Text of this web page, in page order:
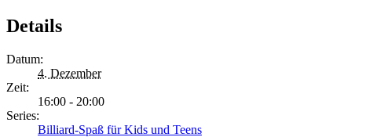
Details
Datum:
4. Dezember
Zeit:
16:00 - 20:00
Series:
Billiard-Spaß für Kids und Teens